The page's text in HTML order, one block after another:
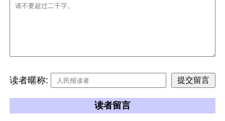
读者暱称:
读者留言